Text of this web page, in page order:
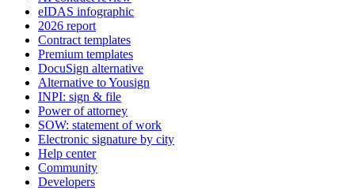
eIDAS infographic
2026 report
Contract templates
Premium templates
DocuSign alternative
Alternative to Yousign
INPI: sign & file
Power of attorney
SOW: statement of work
Electronic signature by city
Help center
Community
Developers